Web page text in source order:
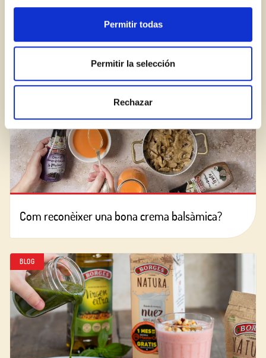
Permitir todas
Permitir la selección
Rechazar
Com reconèixer una bona crema balsàmica?
BLOG